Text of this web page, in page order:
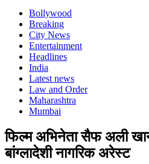
Bollywood
Breaking
City News
Entertainment
Headlines
India
Latest news
Law and Order
Maharashtra
Mumbai
फिल्म अभिनेता सैफ अली
बांग्लादेशी नागरिक अरेस्ट